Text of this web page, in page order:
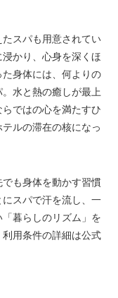
スパも用意されてい
かり、心身を深くほ
身体には、何よりの
水と熱の癒しが最上
ではの心を満たすひ
ルの滞在の核になっ
も身体を動かす習慣
スパで汗を流し、一
暮らしのリズム」を
用条件の詳細は公式